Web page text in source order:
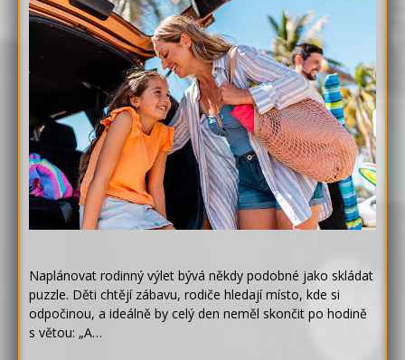
Naplánovat rodinný výlet bývá někdy podobné jako skládat
puzzle. Děti chtějí zábavu, rodiče hledají místo, kde si
odpočinou, a ideálně by celý den neměl skončit po hodině
s větou: „A…